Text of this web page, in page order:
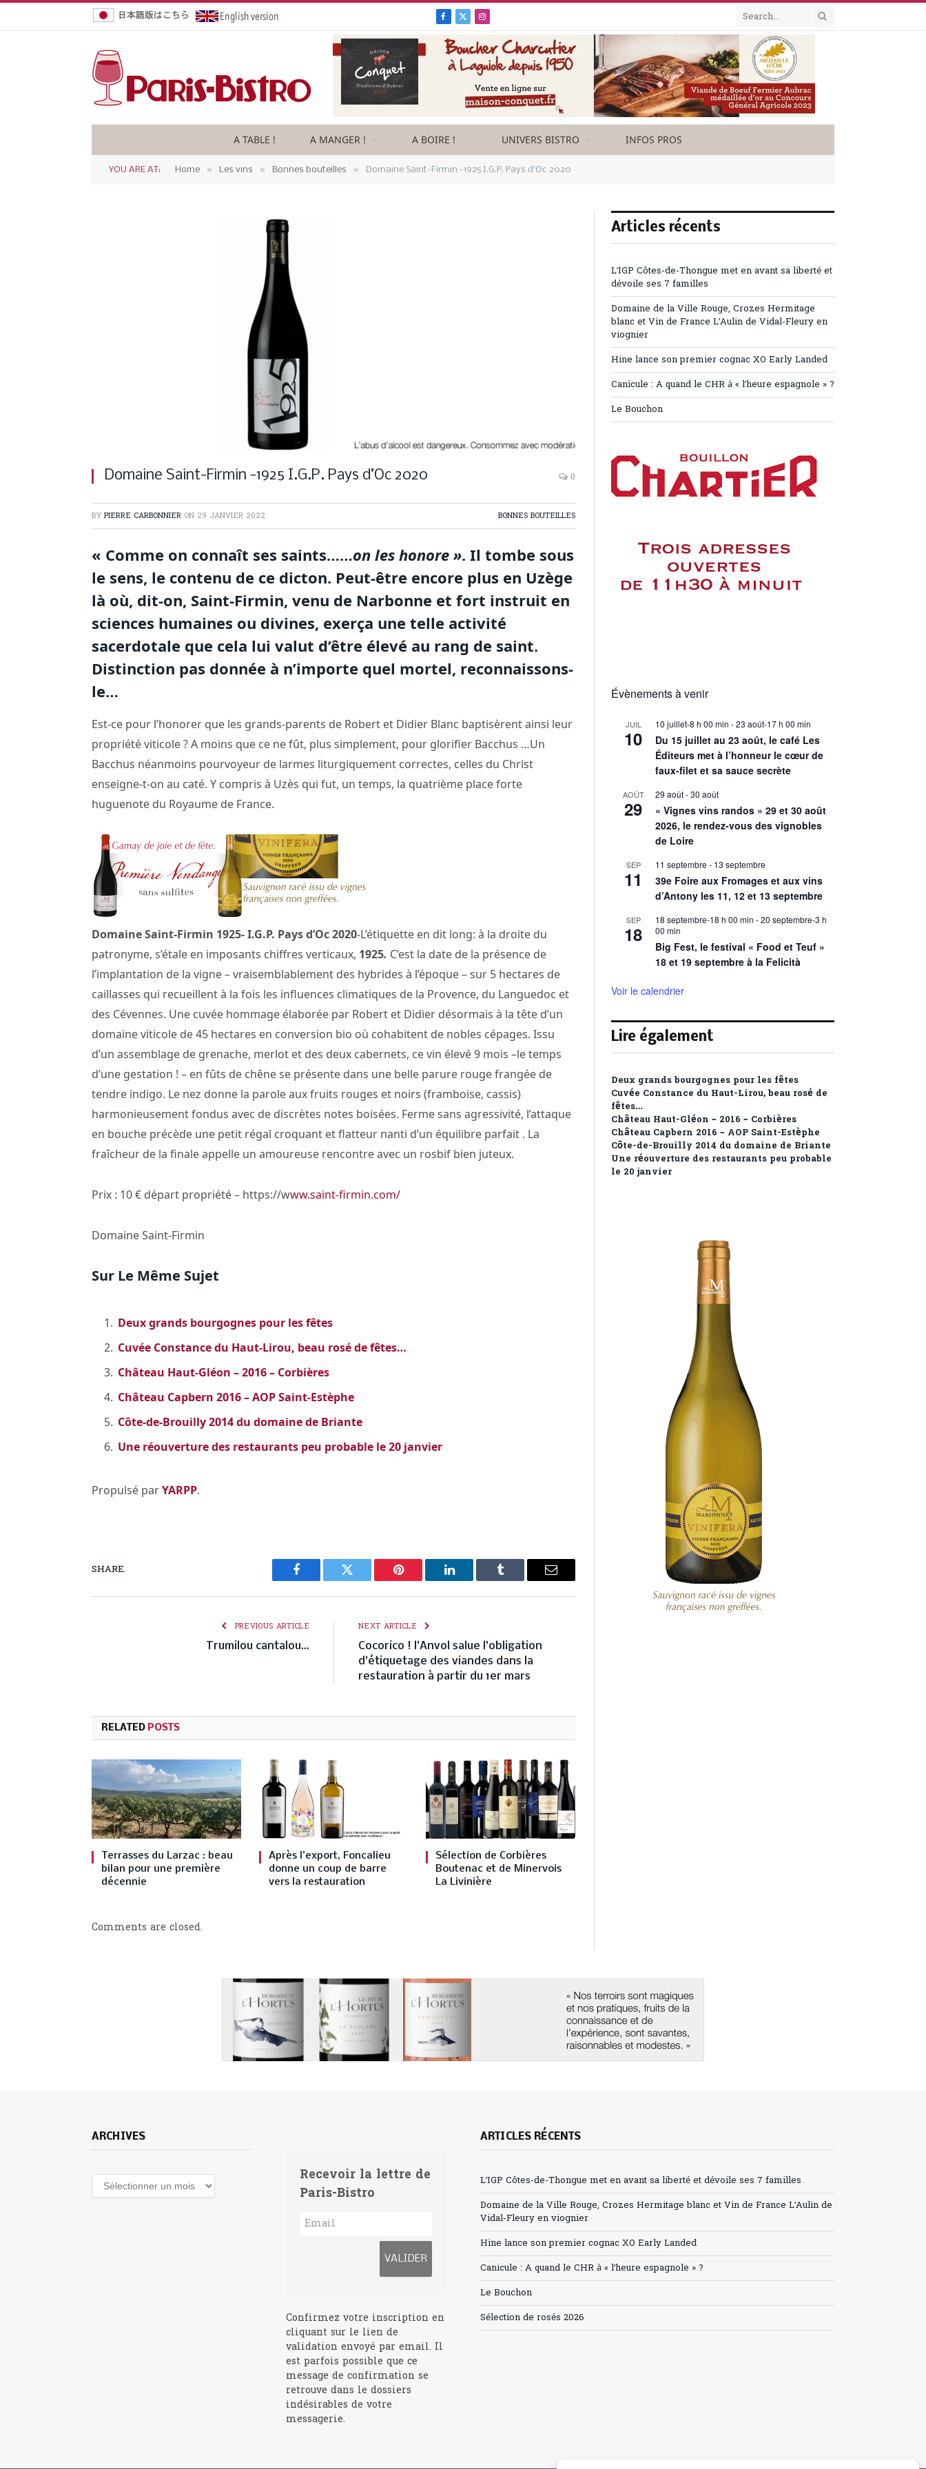
Facebook
X
(Twitter)
Instagram
A TABLE ! A MANGER ! A BOIRE ! UNIVERS BISTRO INFOS PROS
YOU ARE AT: Home » Les vins » Bonnes bouteilles » Domaine Saint-Firmin -1925 I.G.P. Pays d’Oc 2020
Domaine Saint-Firmin -1925 I.G.P. Pays d’Oc 2020 0
BY PIERRE CARBONNIER ON 29 JANVIER 2022 BONNES BOUTEILLES
« Comme on connaît ses saints……on les honore ». Il tombe sous
le sens, le contenu de ce dicton. Peut-être encore plus en Uzège
là où, dit-on, Saint-Firmin, venu de Narbonne et fort instruit en
sciences humaines ou divines, exerça une telle activité
sacerdotale que cela lui valut d’être élevé au rang de saint.
Distinction pas donnée à n’importe quel mortel, reconnaissons-
le…
Est-ce pour l’honorer que les grands-parents de Robert et Didier Blanc baptisèrent ainsi leur
propriété viticole ? A moins que ce ne fût, plus simplement, pour glorifier Bacchus …Un
Bacchus néanmoins pourvoyeur de larmes liturgiquement correctes, celles du Christ
enseigne-t-on au caté. Y compris à Uzès qui fut, un temps, la quatrième place forte
huguenote du Royaume de France.
Domaine Saint-Firmin 1925- I.G.P. Pays d’Oc 2020-L’étiquette en dit long: à la droite du
patronyme, s’étale en imposants chiffres verticaux, 1925. C’est la date de la présence de
l’implantation de la vigne – vraisemblablement des hybrides à l’époque – sur 5 hectares de
caillasses qui recueillent à la fois les influences climatiques de la Provence, du Languedoc et
des Cévennes. Une cuvée hommage élaborée par Robert et Didier désormais à la tête d’un
domaine viticole de 45 hectares en conversion bio où cohabitent de nobles cépages. Issu
d’un assemblage de grenache, merlot et des deux cabernets, ce vin élevé 9 mois –le temps
d’une gestation ! – en fûts de chêne se présente dans une belle parure rouge frangée de
tendre indigo. Le nez donne la parole aux fruits rouges et noirs (framboise, cassis)
harmonieusement fondus avec de discrètes notes boisées. Ferme sans agressivité, l’attaque
en bouche précède une petit régal croquant et flatteur nanti d’un équilibre parfait . La
fraîcheur de la finale appelle un amoureuse rencontre avec un rosbif bien juteux.
Prix : 10 € départ propriété – https://www.saint-firmin.com/
Domaine Saint-Firmin
Sur Le Même Sujet
Deux grands bourgognes pour les fêtes
Cuvée Constance du Haut-Lirou, beau rosé de fêtes…
Château Haut-Gléon – 2016 – Corbières
Château Capbern 2016 – AOP Saint-Estèphe
Côte-de-Brouilly 2014 du domaine de Briante
Une réouverture des restaurants peu probable le 20 janvier
Propulsé parYARPP.
SHARE.
Facebook Twitter Pinterest LinkedIn Tumblr Email
PREVIOUS ARTICLE
Trumilou cantalou…
NEXT ARTICLE
Cocorico ! l’Anvol salue l’obligation
d’étiquetage des viandes dans la
restauration à partir du 1er mars
RELATED POSTS
Terrasses du Larzac : beau
bilan pour une première
décennie
Après l’export, Foncalieu
donne un coup de barre
vers la restauration
Sélection de Corbières
Boutenac et de Minervois
La Livinière
Comments are closed.
Articles récents
L’IGP Côtes-de-Thongue met en avant sa liberté et
dévoile ses 7 familles
Domaine de la Ville Rouge, Crozes Hermitage
blanc et Vin de France L’Aulin de Vidal-Fleury en
viognier
Hine lance son premier cognac XO Early Landed
Canicule : A quand le CHR à « l’heure espagnole » ?
Le Bouchon
Évènements à venir
JUIL
10
10 juillet-8 h 00 min -23 août-17 h 00 min
Du 15 juillet au 23 août, le café Les
Éditeurs met à l’honneur le cœur de
faux-filet et sa sauce secrète
AOÛT
29
29 août-30 août
« Vignes vins randos » 29 et 30 août
2026, le rendez-vous des vignobles
de Loire
SEP
11
11 septembre - 13 septembre
39e Foire aux Fromages et aux vins
d’Antony les 11, 12 et 13 septembre
SEP
18
18 septembre-18 h 00 min -20 septembre-3 h
00 min
Big Fest, le festival « Food et Teuf »
18 et 19 septembre à la Felicità
Voir le calendrier
Lire également
Deux grands bourgognes pour les fêtes
Cuvée Constance du Haut-Lirou, beau rosé de
fêtes…
Château Haut-Gléon – 2016 – Corbières
Château Capbern 2016 – AOP Saint-Estèphe
Côte-de-Brouilly 2014 du domaine de Briante
Une réouverture des restaurants peu probable
le 20 janvier
ARCHIVES
Archives
Recevoir la lettre de
Paris-Bistro
Confirmez votre inscription en
cliquant sur le lien de
validation envoyé par email. Il
est parfois possible que ce
message de confirmation se
retrouve dans le dossiers
indésirables de votre
messagerie.
ARTICLES RÉCENTS
L’IGP Côtes-de-Thongue met en avant sa liberté et dévoile ses 7 familles
Domaine de la Ville Rouge, Crozes Hermitage blanc et Vin de France L’Aulin de
Vidal-Fleury en viognier
Hine lance son premier cognac XO Early Landed
Canicule : A quand le CHR à « l’heure espagnole » ?
Le Bouchon
Sélection de rosés 2026